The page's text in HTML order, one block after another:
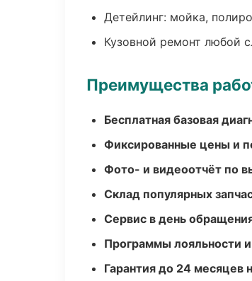
Детейлинг: мойка,
Кузовной ремонт любой
Преимущества
Бесплатная базовая
Фиксированные цены и
Фото- и видеоотчёт по
Склад популярных
Сервис в день
Программы лояльности
Гарантия до 24 месяцев